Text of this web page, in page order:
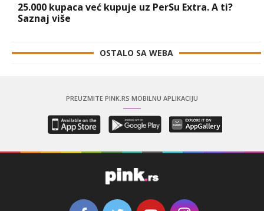
25.000 kupaca već kupuje uz PerSu Extra. A ti?
Saznaj više
OSTALO SA WEBA
PREUZMITE PINK.RS MOBILNU APLIKACIJU